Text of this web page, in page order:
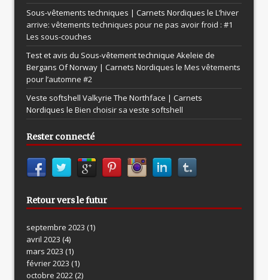
Sous-vêtements techniques | Carnets Nordiques le L’hiver
arrive: vêtements techniques pour ne pas avoir froid : #1
Les sous-couches
Test et avis du Sous-vêtement technique Akeleie de
Bergans Of Norway | Carnets Nordiques le Mes vêtements
pour l’automne #2
Veste softshell Valkyrie The Northface | Carnets
Nordiques le Bien choisir sa veste softshell
Rester connecté
Retour vers le futur
septembre 2023 (1)
avril 2023 (4)
mars 2023 (1)
février 2023 (1)
octobre 2022(2)